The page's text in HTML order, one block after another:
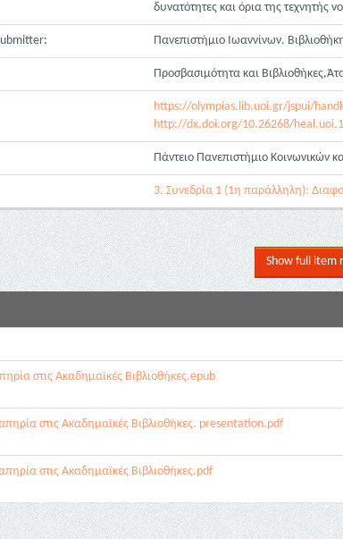
δυνατότητες και όρια της τεχνητής
Πανεπιστήμιο Ιωαννίνων.
Προσβασιμότητα και
https://olympias.lib.uoi.gr/jspui/
http://dx.doi.org/10.26268/
Πάντειο Πανεπιστήμιο Κοινωνικών
3. Συνεδρία 1 (1η παράλληλη):
Show full item
στις Ακαδημαϊκές Βιβλιοθήκες.epub
στις Ακαδημαϊκές Βιβλιοθήκες. presentation.pdf
στις Ακαδημαϊκές Βιβλιοθήκες.pdf